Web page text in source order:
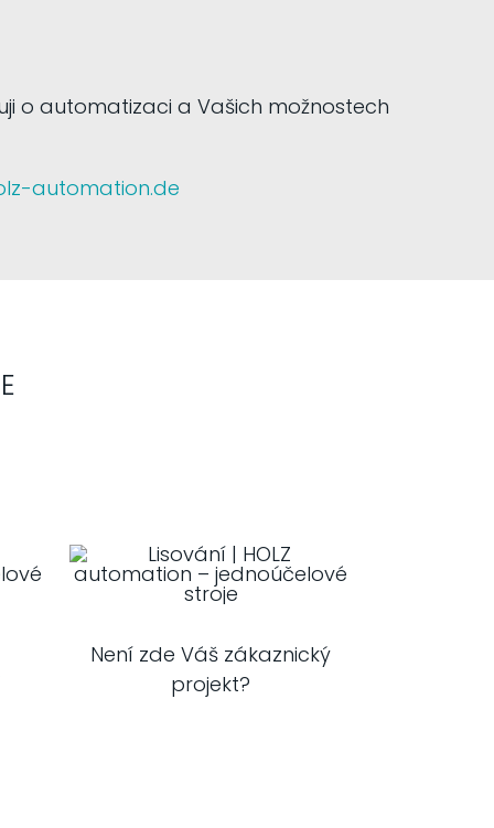
o automatizaci a Vašich možnostech
automation.de
Není zde Váš zákaznický
projekt?